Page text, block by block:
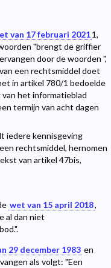
van 17 februari 20211,
"brengt de griffier
door de woorden ",
een rechtsmiddel doet
in artikel 780/1 bedoelde
het informatieblad
termijn van acht dagen
iedere kennisgeving
rechtsmiddel, hernomen
van artikel 47bis,
wet van 15 april 2018,
al dan niet
29 december 1983 en
als volgt: "Een